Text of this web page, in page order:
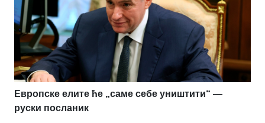
Европске елите ће „саме себе уништити“ —
руски посланик